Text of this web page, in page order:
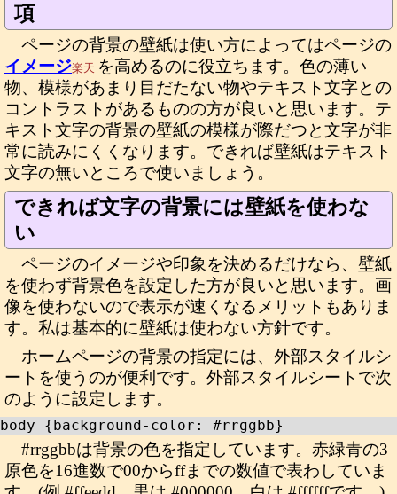
項
ページの背景の壁紙は使い方によってはページの
イメージ楽天 を高めるのに役立ちます。色の薄い
物、模様があまり目だたない物やテキスト文字との
コントラストがあるものの方が良いと思います。テ
キスト文字の背景の壁紙の模様が際だつと文字が非
常に読みにくくなります。できれば壁紙はテキスト
文字の無いところで使いましょう。
できれば文字の背景には壁紙を使わな
い
ページのイメージや印象を決めるだけなら、壁紙
を使わず背景色を設定した方が良いと思います。画
像を使わないので表示が速くなるメリットもありま
す。私は基本的に壁紙は使わない方針です。
ホームページの背景の指定には、外部スタイルシ
ートを使うのが便利です。外部スタイルシートで次
のように設定します。
body {background-color: #rrggbb}
#rrggbbは背景の色を指定しています。赤緑青の3
原色を16進数で00からffまでの数値で表わしていま